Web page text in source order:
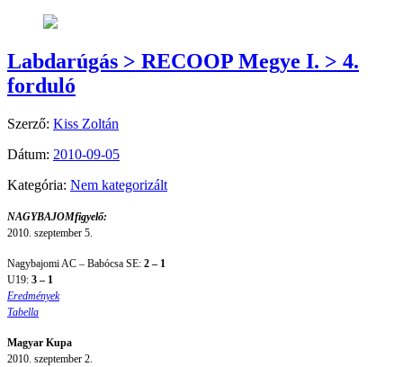
Labdarúgás > RECOOP Megye I. > 4.
forduló
Szerző: Kiss Zoltán
Dátum: 2010-09-05
Kategória: Nem kategorizált
NAGYBAJOMfigyelő:
2010. szeptember 5.
Nagybajomi AC – Babócsa SE: 2 – 1
U19: 3 – 1
Eredmények
Tabella
Magyar Kupa
2010. szeptember 2.